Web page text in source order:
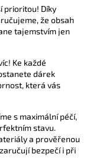
prioritou! Díky
že obsah
tajemstvím jen
Ke každé
dárek
která vás
s maximální péčí,
stavu.
a prověřenou
bezpečí i při